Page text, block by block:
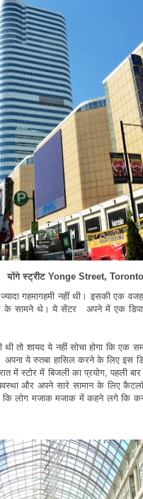
योंगे स्ट्रीट Yonge Street, Toronto
ज्यादा गहमागहमी नहीं थी। इसकी एक
के सामने थे। ये सेंटर अपने में एक
तो शायद ये नहीं सोचा होगा कि एक
ये रुतबा हासिल करने के लिए इस
में बिजली का प्रयोग, पहली बार
और अपने सारे सामान के लिए
लोग मजाक मजाक में कहने लगे कि